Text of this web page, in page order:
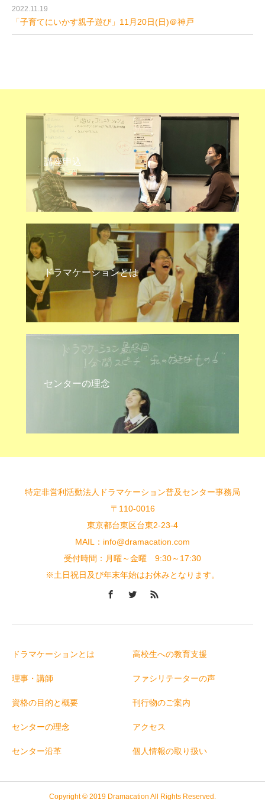
2022.11.19
「子育てにいかす親子遊び」11月20日(日)＠神戸
講座申込
ドラマケーションとは
センターの理念
特定非営利活動法人ドラマケーション普及センター事務局
〒110-0016
東京都台東区台東2-23-4
MAIL：info@dramacation.com
受付時間：月曜～金曜 9:30～17:30
※土日祝日及び年末年始はお休みとなります。
ドラマケーションとは
理事・講師
資格の目的と概要
センターの理念
センター沿革
高校生への教育支援
ファシリテーターの声
刊行物のご案内
アクセス
個人情報の取り扱い
Copyright © 2019 Dramacation All Rights Reserved.